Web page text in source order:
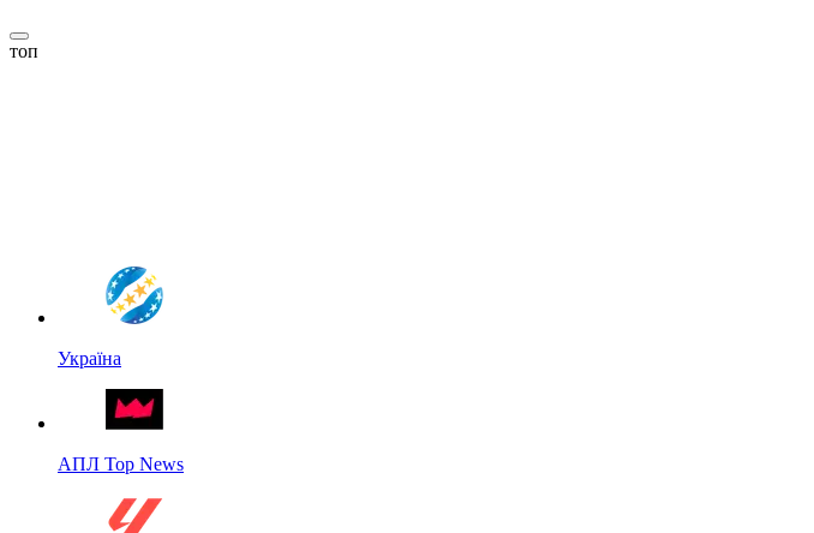
топ
Україна
АПЛ Top News